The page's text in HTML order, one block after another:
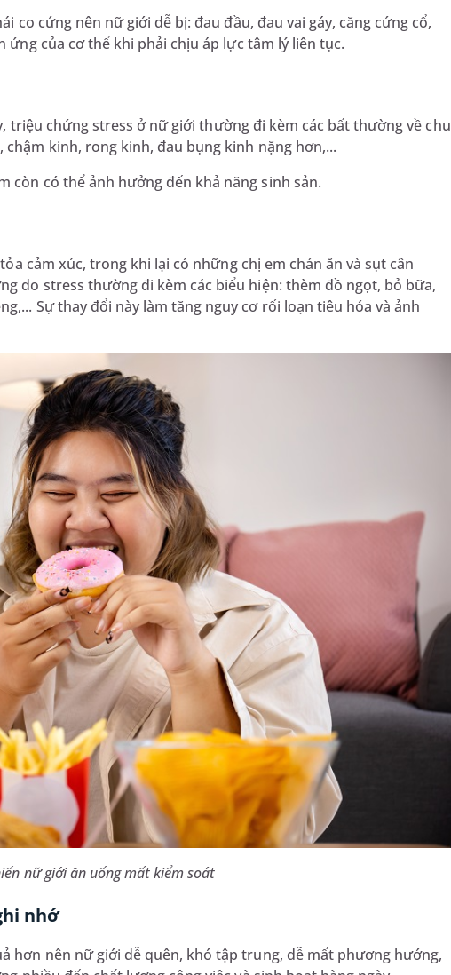
co cứng nên nữ giới dễ bị: đau đầu, đau vai gáy, căng cứng cổ,
của cơ thể khi phải chịu áp lực tâm lý liên tục.
triệu chứng stress ở nữ giới thường đi kèm các bất thường về chu
kinh, rong kinh, đau bụng kinh nặng hơn,...
còn có thể ảnh hưởng đến khả năng sinh sản.
cảm xúc, trong khi lại có những chị em chán ăn và sụt cân
do stress thường đi kèm các biểu hiện: thèm đồ ngọt, bỏ bữa,
Sự thay đổi này làm tăng nguy cơ rối loạn tiêu hóa và ảnh
nữ giới ăn uống mất kiểm soát
nhớ
hơn nên nữ giới dễ quên, khó tập trung, dễ mất phương hướng,